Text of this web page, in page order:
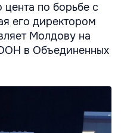
по борьбе с
его директором
Молдову на
в Объединенных